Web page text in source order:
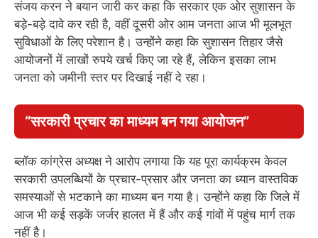
संजय करन ने बयान जारी कर कहा कि सरकार एक ओर सुशासन के
बड़े-बड़े दावे कर रही है, वहीं दूसरी ओर आम जनता आज भी मूलभूत
सुविधाओं के लिए परेशान है। उन्होंने कहा कि सुशासन तिहार जैसे
आयोजनों में लाखों रुपये खर्च किए जा रहे हैं, लेकिन इसका लाभ
जनता को जमीनी स्तर पर दिखाई नहीं दे रहा।
“सरकारी प्रचार का माध्यम बन गया आयोजन”
ब्लॉक कांग्रेस अध्यक्ष ने आरोप लगाया कि यह पूरा कार्यक्रम केवल
सरकारी उपलब्धियों के प्रचार-प्रसार और जनता का ध्यान वास्तविक
समस्याओं से भटकाने का माध्यम बन गया है। उन्होंने कहा कि जिले में
आज भी कई सड़कें जर्जर हालत में हैं और कई गांवों में पहुंच मार्ग तक
नहीं है।